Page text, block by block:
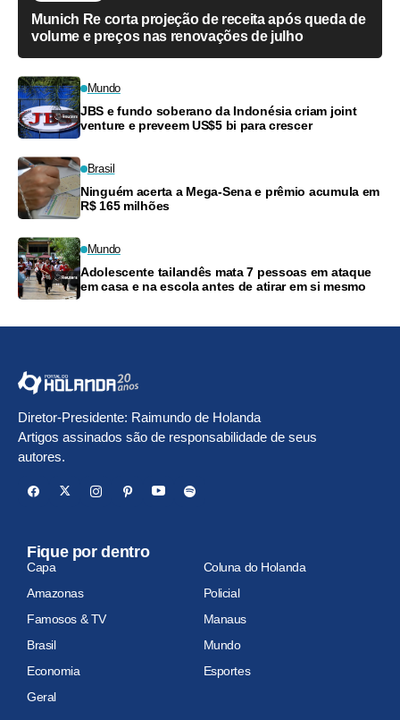
Munich Re corta projeção de receita após queda de
volume e preços nas renovações de julho
Mundo
JBS e fundo soberano da Indonésia criam joint
venture e preveem US$5 bi para crescer
Brasil
Ninguém acerta a Mega-Sena e prêmio acumula em
R$ 165 milhões
Mundo
Adolescente tailandês mata 7 pessoas em ataque
em casa e na escola antes de atirar em si mesmo
Diretor-Presidente: Raimundo de Holanda
Artigos assinados são de responsabilidade de seus
autores.
Fique por dentro
Capa
Coluna do Holanda
Amazonas
Policial
Famosos & TV
Manaus
Brasil
Mundo
Economia
Esportes
Geral